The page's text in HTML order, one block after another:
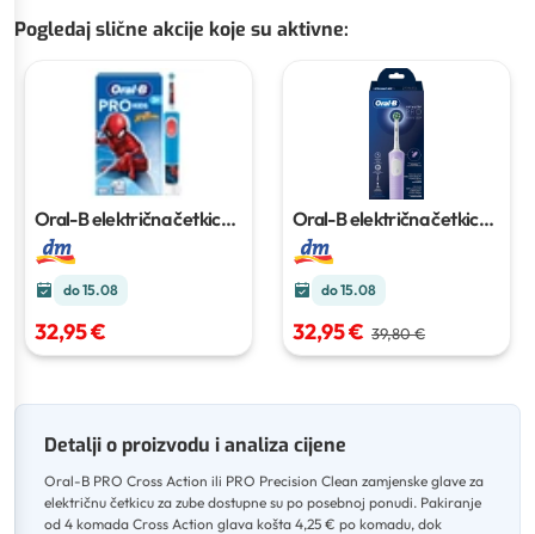
Pogledaj slične akcije koje su aktivne:
Oral-B električna četkica
za zube Pro Kids 3+
Spiderman
do 15.08
32,95 €
Oral-B električna četkica
za zube Vitality Pro Lilac
kom
do 15.08
32,95 € 39,80 €
Detalji o proizvodu i analiza cijene
Oral-B PRO Cross Action ili PRO Precision Clean zamjenske glave za
električnu četkicu za zube dostupne su po posebnoj ponudi. Pakiranje
od 4 komada Cross Action glava košta 4,25 € po komadu, dok